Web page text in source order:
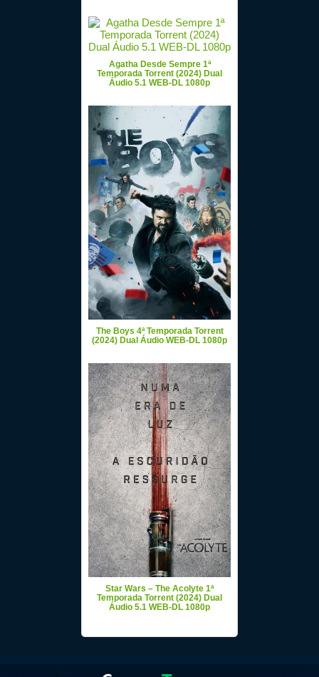
Agatha Desde Sempre 1ª
Temporada Torrent (2024) Dual
Áudio 5.1 WEB-DL 1080p
The Boys 4ª Temporada Torrent
(2024) Dual Áudio WEB-DL 1080p
Star Wars – The Acolyte 1ª
Temporada Torrent (2024) Dual
Áudio 5.1 WEB-DL 1080p